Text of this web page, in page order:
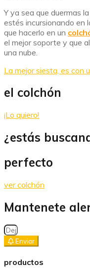
Y ya sea que duermas
estés incursionando en
que hacerlo en un
el mejor soporte y que
una nube.
La mejor siesta, es con
el colchón
¡Lo quiero!
¿estás
perfecto
ver colchón
Mantenete
Enviar
productos